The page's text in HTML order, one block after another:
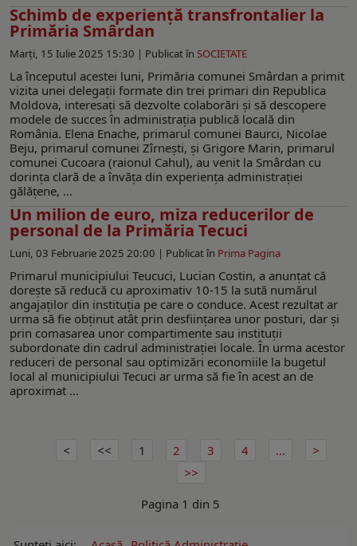
Schimb de experiență transfrontalier la
Primăria Smârdan
Marți, 15 Iulie 2025 15:30 | Publicat în SOCIETATE
La începutul acestei luni, Primăria comunei Smârdan a primit
vizita unei delegații formate din trei primari din Republica
Moldova, interesați să dezvolte colaborări și să descopere
modele de succes în administrația publică locală din
România. Elena Enache, primarul comunei Baurci, Nicolae
Beju, primarul comunei Zîrnești, și Grigore Marin, primarul
comunei Cucoara (raionul Cahul), au venit la Smârdan cu
dorința clară de a învăța din experiența administrației
gălățene, ...
Un milion de euro, miza reducerilor de
personal de la Primăria Tecuci
Luni, 03 Februarie 2025 20:00 | Publicat în Prima Pagina
Primarul municipiului Teucuci, Lucian Costin, a anunțat că
dorește să reducă cu aproximativ 10-15 la sută numărul
angajaților din instituția pe care o conduce. Acest rezultat ar
urma să fie obținut atât prin desființarea unor posturi, dar și
prin comasarea unor compartimente sau instituții
subordonate din cadrul administrației locale. În urma acestor
reduceri de personal sau optimizări economiile la bugetul
local al municipiului Tecuci ar urma să fie în acest an de
aproximat ...
1 2 3 4 ...
Pagina 1 din 5